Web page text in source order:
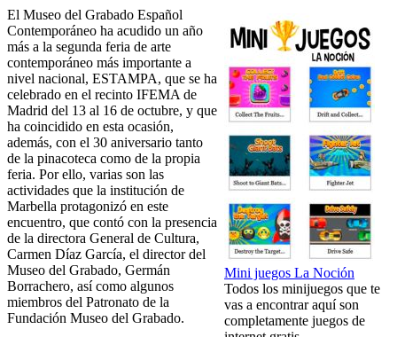
Mini juegos La Noción
Todos los minijuegos que te
vas a encontrar aquí son
completamente juegos de
El Museo del Grabado Español
Contemporáneo ha acudido un año
más a la segunda feria de arte
contemporáneo más importante a
nivel nacional, ESTAMPA, que se ha
celebrado en el recinto IFEMA de
Madrid del 13 al 16 de octubre, y que
ha coincidido en esta ocasión,
además, con el 30 aniversario tanto
de la pinacoteca como de la propia
feria. Por ello, varias son las
actividades que la institución de
Marbella protagonizó en este
encuentro, que contó con la presencia
de la directora General de Cultura,
Carmen Díaz García, el director del
Museo del Grabado, Germán
Borrachero, así como algunos
miembros del Patronato de la
Fundación Museo del Grabado.